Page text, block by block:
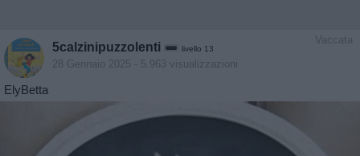
Vaccata
5calzinipuzzolenti livello 13
28 Gennaio 2025 - 5.963 visualizzazioni
ElyBetta